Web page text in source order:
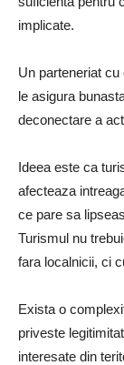
implicate.
Un parteneriat
le asigura
deconectare a
Ideea este ca
afecteaza
ce pare sa
Turismul nu
fara localnicii, ci
Exista o
priveste
interesate din